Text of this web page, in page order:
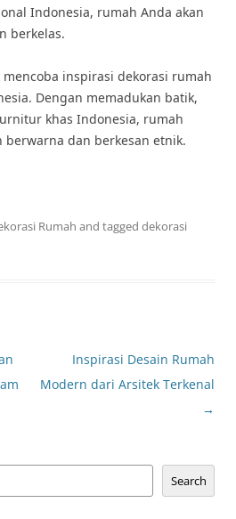
Indonesia, rumah Anda akan
berkelas.
inspirasi dekorasi rumah
Dengan memadukan batik,
khas Indonesia, rumah
dan berkesan etnik.
Rumah and tagged dekorasi
Inspirasi Desain Rumah
Modern dari Arsitek Terkenal
→
Search